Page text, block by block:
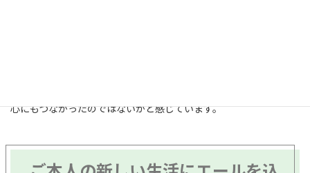
心にもつながったのではないかと感じています。